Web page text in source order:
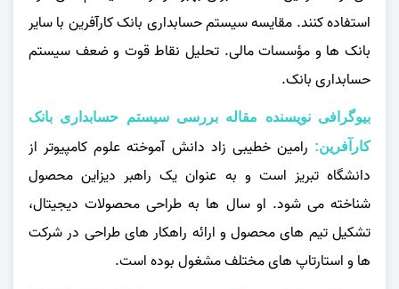
استفاده کنند. مقایسه سیستم حسابداری بانک کارآفرین با سایر
بانک‌ ها و مؤسسات مالی. تحلیل نقاط قوت و ضعف سیستم
حسابداری بانک.
بیوگرافی نویسنده مقاله بررسی سيستم حسابداری بانک
كارآفرين: رامین خطیبی زاد دانش‌ آموخته علوم کامپیوتر از
دانشگاه تبریز است و به عنوان یک راهبر دیزاین محصول
شناخته می‌ شود. او سال‌ ها به طراحی محصولات دیجیتال،
تشکیل تیم‌ های محصول و ارائه راهکار های طراحی در شرکت‌
ها و استارتاپ‌ های مختلف مشغول بوده است.